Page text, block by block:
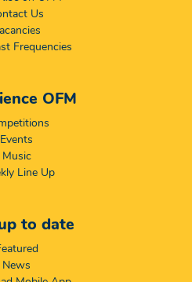
Us
Frequencies
OFM
Events
Music
Line Up
to date
News